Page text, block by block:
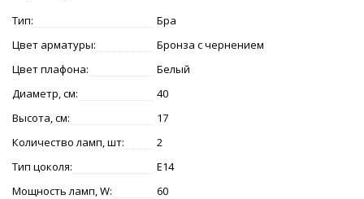
Тип:
Бра
Цвет арматуры:
Бронза с чернением
Цвет плафона:
Белый
Диаметр, см:
40
Высота, см:
17
Количество ламп, шт:
2
Тип цоколя:
E14
Мощность ламп, W:
60